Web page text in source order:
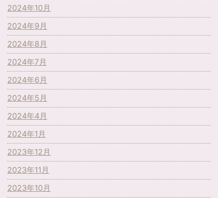
2024年10月
2024年9月
2024年8月
2024年7月
2024年6月
2024年5月
2024年4月
2024年1月
2023年12月
2023年11月
2023年10月